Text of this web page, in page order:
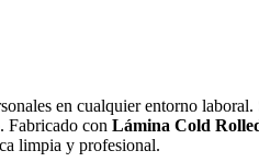
en cualquier entorno
Fabricado con Lámina Cold
limpia y profesional.